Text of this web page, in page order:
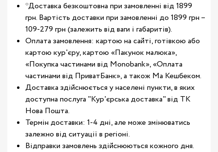
*Доставка безкоштовна при замовленні від 1899
грн. Вартість доставки при замовленні до 1899 грн –
109-279 грн (залежить від ваги і габаритів).
Оплата замовлення: картою на сайті, готівкою або
картою кур'єру, картою «Пакунок малюка»,
«Покупка частинами від Monobank», «Оплата
частинами від ПриватБанк», а також Ма Кешбеком.
Доставка здійснюється у населені пункти, в яких
доступна послуга "Кур'єрська доставка" від ТК
Нова Пошта.
Термін доставки: 1-4 дні, але може змінюватись
залежно від ситуації в регіоні.
Відправки замовлень здійснюються кожного дня.